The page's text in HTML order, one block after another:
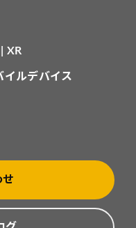
XR
イルデバイス
せ